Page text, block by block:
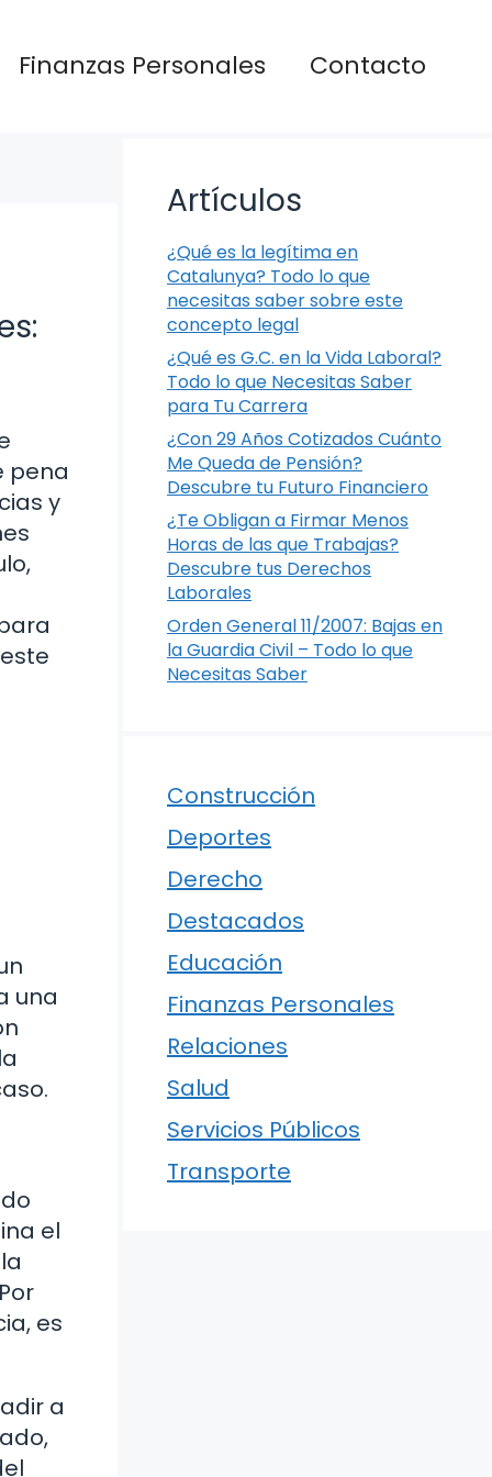
Finanzas Personales Contacto
pena
y
una
el
es
a
Artículos
¿Qué es la legítima en
Catalunya? Todo lo que
necesitas saber sobre este
concepto legal
¿Qué es G.C. en la Vida Laboral?
Todo lo que Necesitas Saber
para Tu Carrera
¿Con 29 Años Cotizados Cuánto
Me Queda de Pensión?
Descubre tu Futuro Financiero
¿Te Obligan a Firmar Menos
Horas de las que Trabajas?
Descubre tus Derechos
Laborales
Orden General 11/2007: Bajas en
la Guardia Civil – Todo lo que
Necesitas Saber
Construcción
Deportes
Derecho
Destacados
Educación
Finanzas Personales
Relaciones
Salud
Servicios Públicos
Transporte